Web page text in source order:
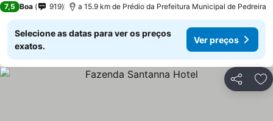
7,5 Boa 919 a 15.9 km de Prédio da Prefeitura Municipal de Pedreira
Selecione as datas para ver os preços
exatos.
Ver preços
Partilhar